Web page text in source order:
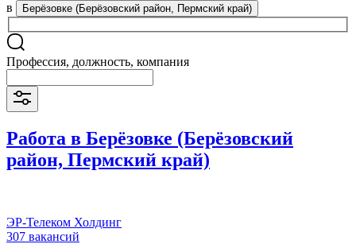
в Берёзовке (Берёзовский район, Пермский край)
Профессия, должность, компания
Работа в Берёзовке (Берёзовский
район, Пермский край)
ЭР-Телеком Холдинг
307 вакансий